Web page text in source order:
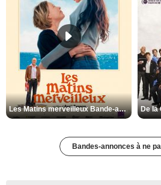
Les Matins merveilleux Bande-annonce VF
Bandes-annonces à ne